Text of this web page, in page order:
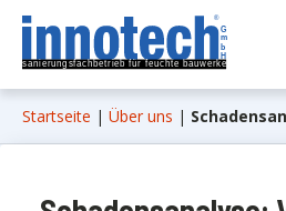
Startseite | Über uns |